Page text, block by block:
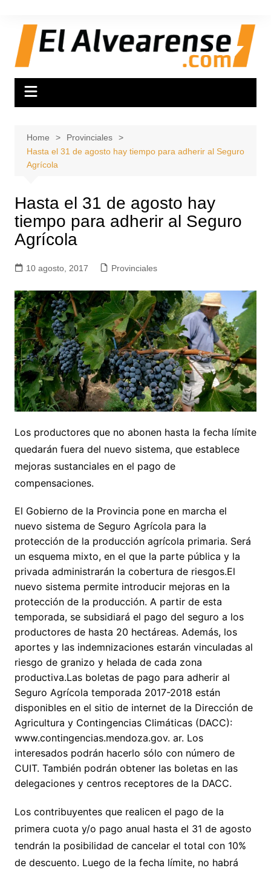
content
Home
Provinciales
Hasta el 31 de agosto hay tiempo para adherir al Seguro
Agrícola
Hasta el 31 de agosto hay
tiempo para adherir al Seguro
Agrícola
10 agosto, 2017 Provinciales
Los productores que no abonen hasta la fecha límite
quedarán fuera del nuevo sistema, que establece
mejoras sustanciales en el pago de
compensaciones.
El Gobierno de la Provincia pone en marcha el
nuevo sistema de Seguro Agrícola para la
protección de la producción agrícola primaria. Será
un esquema mixto, en el que la parte pública y la
privada administrarán la cobertura de riesgos.El
nuevo sistema permite introducir mejoras en la
protección de la producción. A partir de esta
temporada, se subsidiará el pago del seguro a los
productores de hasta 20 hectáreas. Además, los
aportes y las indemnizaciones estarán vinculadas al
riesgo de granizo y helada de cada zona
productiva.Las boletas de pago para adherir al
Seguro Agrícola temporada 2017-2018 están
disponibles en el sitio de internet de la Dirección de
Agricultura y Contingencias Climáticas (DACC):
www.contingencias.mendoza.gov. ar. Los
interesados podrán hacerlo sólo con número de
CUIT. También podrán obtener las boletas en las
delegaciones y centros receptores de la DACC.
Los contribuyentes que realicen el pago de la
primera cuota y/o pago anual hasta el 31 de agosto
tendrán la posibilidad de cancelar el total con 10%
de descuento. Luego de la fecha límite, no habrá